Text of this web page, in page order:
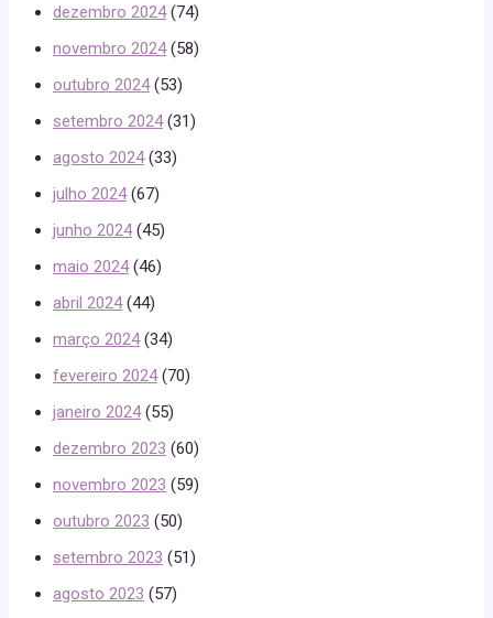
dezembro 2024(74)
novembro 2024(58)
outubro 2024(53)
setembro 2024(31)
agosto 2024(33)
julho 2024(67)
junho 2024(45)
maio 2024(46)
abril 2024(44)
março 2024(34)
fevereiro 2024(70)
janeiro 2024(55)
dezembro 2023 (60)
novembro 2023 (59)
outubro 2023 (50)
setembro 2023 (51)
agosto 2023 (57)